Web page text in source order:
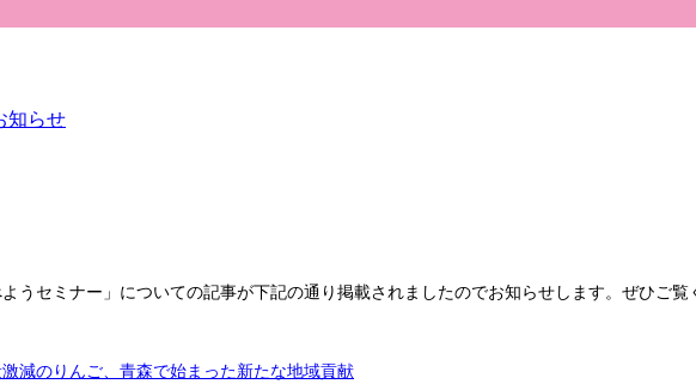
知らせ
うセミナー」についての記事が下記の通り掲載されましたのでお知らせします。ぜひご覧
減のりんご、青森で始まった新たな地域貢献